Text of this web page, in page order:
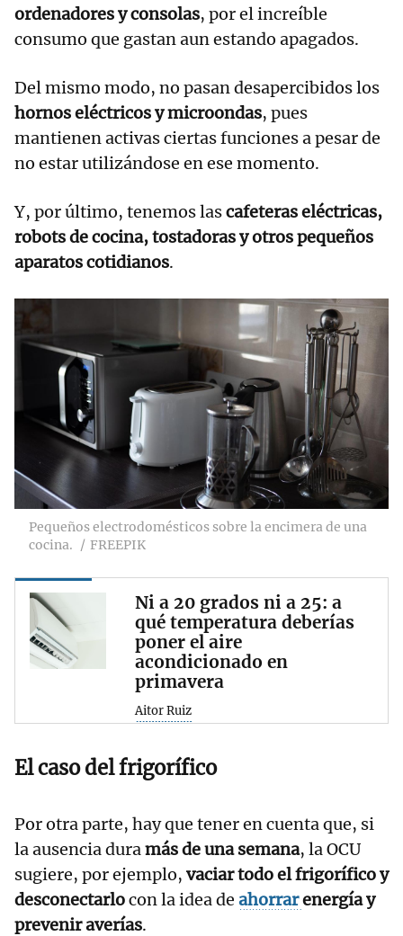
ordenadores y consolas, por el increíble
consumo que gastan aun estando apagados.
Del mismo modo, no pasan desapercibidos los
hornos eléctricos y microondas, pues
mantienen activas ciertas funciones a pesar de
no estar utilizándose en ese momento.
Y, por último, tenemos lascafeteras eléctricas,
robots de cocina, tostadoras y otros pequeños
aparatos cotidianos.
Pequeños electrodomésticos sobre la encimera de una
cocina.
FREEPIK
Ni a 20 grados ni a 25: a
qué temperatura deberías
poner el aire
acondicionado en
primavera
Aitor Ruiz
El caso del frigorífico
Por otra parte, hay que tener en cuenta que, si
la ausencia duramás de una semana, la OCU
sugiere, por ejemplo, vaciar todo el frigorífico y
desconectarlocon la idea de ahorrarenergía y
prevenir averías.